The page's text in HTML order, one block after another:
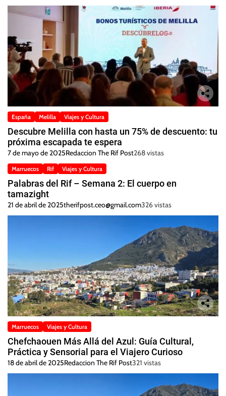
España Melilla Viajes y Cultura
Descubre Melilla con hasta un 75% de descuento: tu
próxima escapada te espera
7 de mayo de 2025Redaccion The Rif Post268 vistas
Marruecos Rif Viajes y Cultura
Palabras del Rif – Semana 2: El cuerpo en
tamazight
21 de abril de 2025therifpost.ceo@gmail.com326 vistas
Marruecos Viajes y Cultura
Chefchaouen Más Allá del Azul: Guía Cultural,
Práctica y Sensorial para el Viajero Curioso
18 de abril de 2025Redaccion The Rif Post321 vistas